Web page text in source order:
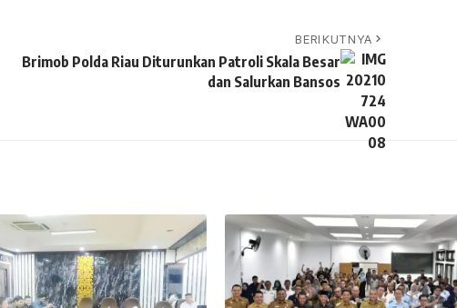
BERIKUTNYA
Brimob Polda Riau Diturunkan Patroli Skala Besar
dan Salurkan Bansos